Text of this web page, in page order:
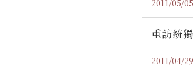
重訪統
2011/04/29